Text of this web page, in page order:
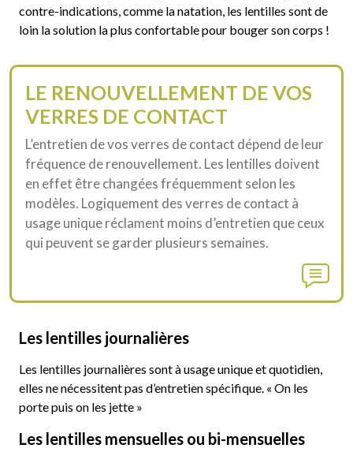
contre-indications, comme la natation, les lentilles sont de
loin la solution la plus confortable pour bouger son corps !
LE RENOUVELLEMENT DE VOS
VERRES DE CONTACT
L’entretien de vos verres de contact dépend de leur
fréquence de renouvellement. Les lentilles doivent
en effet être changées fréquemment selon les
modèles. Logiquement des verres de contact à
usage unique réclament moins d’entretien que ceux
qui peuvent se garder plusieurs semaines.
Les lentilles journalières
Les lentilles journalières sont à usage unique et quotidien,
elles ne nécessitent pas d’entretien spécifique. « On les
porte puis on les jette »
Les lentilles mensuelles ou bi-mensuelles